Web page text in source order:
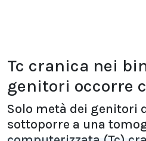
Tc cranica nei
genitori occorre
Solo metà dei genitori
sottoporre a una